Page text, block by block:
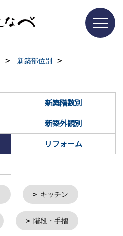
新築部位別
新築階数別
新築外観別
リフォーム
キッチン
階段・手摺